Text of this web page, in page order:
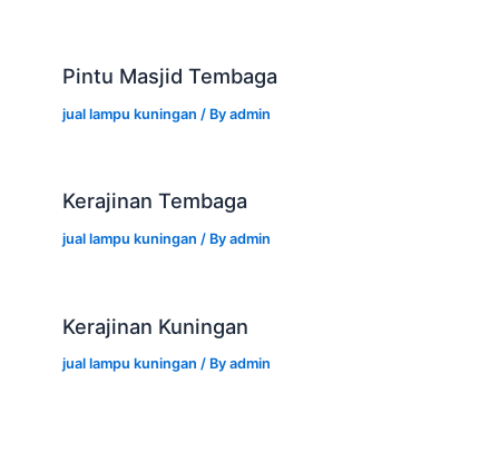
Pintu Masjid Tembaga
jual lampu kuningan / Byadmin
Kerajinan Tembaga
jual lampu kuningan / Byadmin
Kerajinan Kuningan
jual lampu kuningan / Byadmin